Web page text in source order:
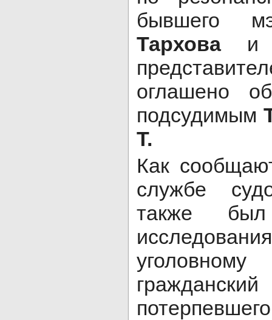
бывшего
Тарховаи
оглашено
подсудимым
Т.
Как
службе
также был